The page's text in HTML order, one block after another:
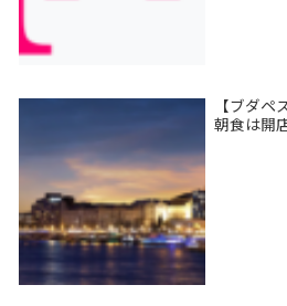
【ブダペ
朝食は開